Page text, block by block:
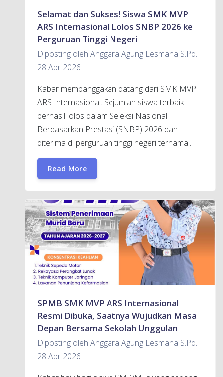
Selamat dan Sukses! Siswa SMK MVP
ARS Internasional Lolos SNBP 2026 ke
Perguruan Tinggi Negeri
Diposting oleh Anggara Agung Lesmana S.Pd.
28 Apr 2026
Kabar membanggakan datang dari SMK MVP
ARS Internasional. Sejumlah siswa terbaik
berhasil lolos dalam Seleksi Nasional
Berdasarkan Prestasi (SNBP) 2026 dan
diterima di perguruan tinggi negeri ternama...
Read More
SPMB SMK MVP ARS Internasional
Resmi Dibuka, Saatnya Wujudkan Masa
Depan Bersama Sekolah Unggulan
Diposting oleh Anggara Agung Lesmana S.Pd.
28 Apr 2026